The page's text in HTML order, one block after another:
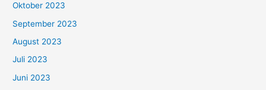
Oktober 2023
September 2023
August 2023
Juli 2023
Juni 2023